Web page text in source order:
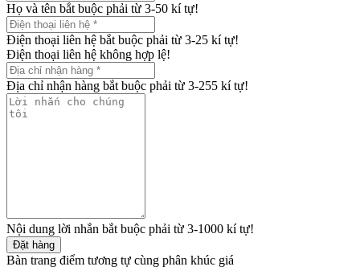
Họ và tên bắt buộc phải từ 3-50 kí tự!
Điện thoại liên hệ bắt buộc phải từ 3-25 kí tự!
Điện thoại liên hệ không hợp lệ!
Địa chỉ nhận hàng bắt buộc phải từ 3-255 kí tự!
Nội dung lời nhắn bắt buộc phải từ 3-1000 kí tự!
Đặt hàng
Bàn trang điểm tương tự cùng phân khúc giá